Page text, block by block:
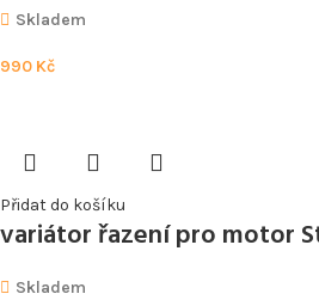
Skladem
990 Kč
Přidat do košíku
variátor řazení pro motor
Skladem